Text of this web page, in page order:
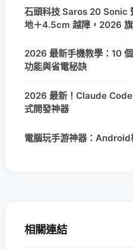
石頭科技 Saros 20 Sonic
地＋4.5cm 越障，2026
2026 最新手機教學：10
功能與省電秘訣
2026 最新！Claude
式開發神器
電腦玩手游神器：
相關連結